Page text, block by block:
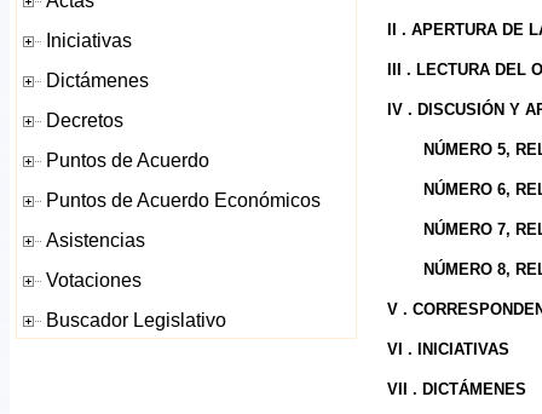
II . APERTURA DE
III . LECTURA DEL
IV . DISCUSIÓN Y
NÚMERO 5,
NÚMERO 6,
NÚMERO 7,
NÚMERO 8,
V .
VI . INICIATIVAS
VII . DICTÁMENES